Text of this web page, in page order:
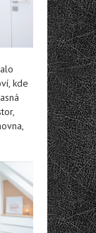
kde